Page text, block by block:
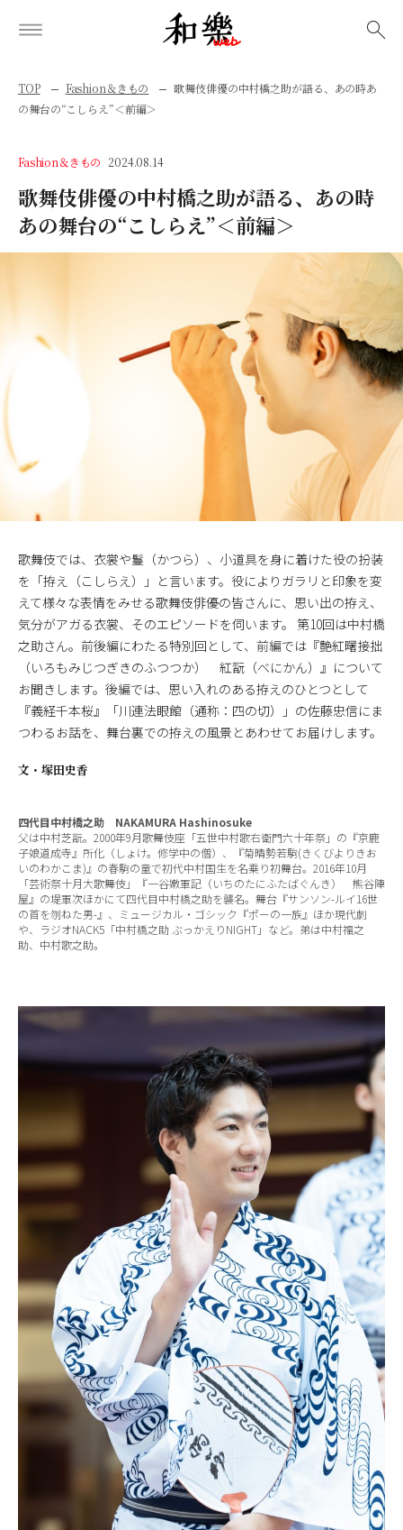
TOP Fashion＆きもの
歌舞伎俳優の中村橋之助が語る、あの時あ
の舞台の“こしらえ”＜前編＞
Fashion＆きもの 2024.08.14
歌舞伎俳優の中村橋之助が語る、あの時
あの舞台の“こしらえ”＜前編＞
歌舞伎では、衣裳や鬘（かつら）、小道具を身に着けた役の扮装
を「拵え（こしらえ）」と言います。役によりガラリと印象を変
えて様々な表情をみせる歌舞伎俳優の皆さんに、思い出の拵え、
気分がアガる衣裳、そのエピソードを伺います。 第10回は中村橋
之助さん。前後編にわたる特別回として、前編では『艶紅曙接拙
（いろもみじつぎきのふつつか） 紅翫（べにかん）』について
お聞きします。後編では、思い入れのある拵えのひとつとして
『義経千本桜』「川連法眼館（通称：四の切）」の佐藤忠信にま
つわるお話を、舞台裏での拵えの風景とあわせてお届けします。
文・ 塚田史香
四代目中村橋之助 NAKAMURA Hashinosuke
父は中村芝翫。2000年9月歌舞伎座「五世中村歌右衛門六十年祭」の『京鹿
子娘道成寺』所化（しょけ。修学中の僧）、『菊晴勢若駒(きくびよりきお
いのわかこま)』の春駒の童で初代中村国生を名乗り初舞台。2016年10月
「芸術祭十月大歌舞伎」『一谷嫩軍記（いちのたにふたばぐんき） 熊谷陣
屋』の堤軍次ほかにて四代目中村橋之助を襲名。舞台『サンソン-ルイ16世
の首を刎ねた男-』、ミュージカル・ゴシック『ポーの一族』ほか現代劇
や、ラジオNACK5「中村橋之助 ぶっかえりNIGHT」など。弟は中村福之
助、中村歌之助。